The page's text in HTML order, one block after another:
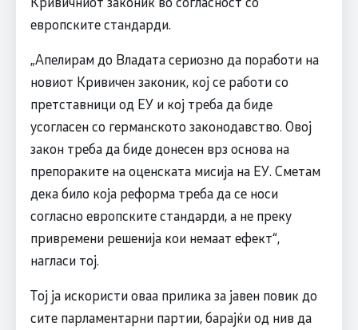
европските стандарди.
„Апелирам до Владата сериозно да поработи на
новиот Кривичен законик, кој се работи со
претставници од ЕУ и кој треба да биде
усогласен со германското законодавство. Овој
закон треба да биде донесен врз основа на
препораките на оценската мисија на ЕУ. Сметам
дека било која реформа треба да се носи
согласно европските стандарди, а не преку
привремени решенија кои немаат ефект“,
нагласи тој.
Тој ја искористи оваа прилика за јавен повик до
сите парламентарни партии, барајќи од нив да